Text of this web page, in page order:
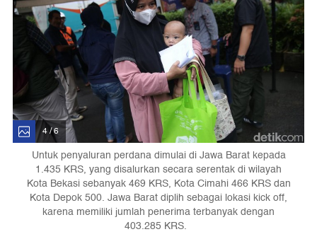
4 / 6
Untuk penyaluran perdana dimulai di Jawa Barat kepada
1.435 KRS, yang disalurkan secara serentak di wilayah
Kota Bekasi sebanyak 469 KRS, Kota Cimahi 466 KRS dan
Kota Depok 500. Jawa Barat diplih sebagai lokasi kick off,
karena memiliki jumlah penerima terbanyak dengan
403.285 KRS.